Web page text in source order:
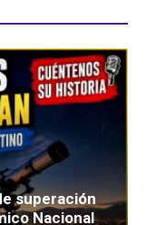
superación
Nacional